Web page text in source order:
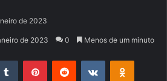
de 2023
de 2023 0 Menos de um minuto
Tumblr PinterestReddit VK OK